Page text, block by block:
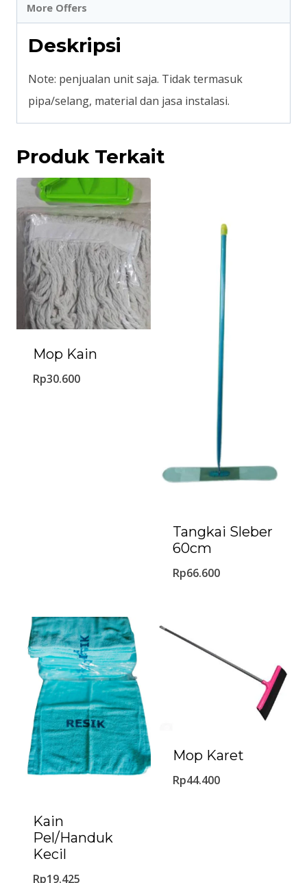
More Offers
Deskripsi
Note: penjualan unit saja. Tidak termasuk
pipa/selang, material dan jasa instalasi.
Produk Terkait
Mop Kain
Rp30.600
Tangkai Sleber
60cm
Rp66.600
Kain
Pel/Handuk
Kecil
Rp19.425
Mop Karet
Rp44.400